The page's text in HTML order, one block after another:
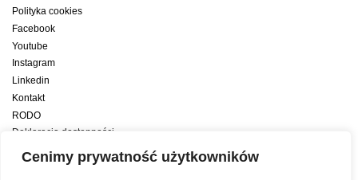
Cenimy prywatność użytkowników
Polityka cookies
Facebook
Youtube
Instagram
Linkedin
Kontakt
RODO
Deklaracja dostępności
Deklaracja dostępności cyfrowej